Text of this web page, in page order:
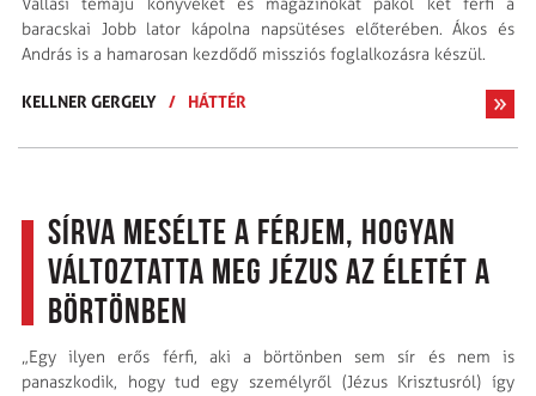
Vallási témájú könyveket és magazinokat pakol két férfi a
baracskai Jobb lator kápolna napsütéses előterében. Ákos és
András is a hamarosan kezdődő missziós foglalkozásra készül.
KELLNER GERGELY / HÁTTÉR
Sírva mesélte a férjem, hogyan
változtatta meg Jézus az életét a
börtönben
„Egy ilyen erős férfi, aki a börtönben sem sír és nem is
panaszkodik, hogy tud egy személyről (Jézus Krisztusról) így